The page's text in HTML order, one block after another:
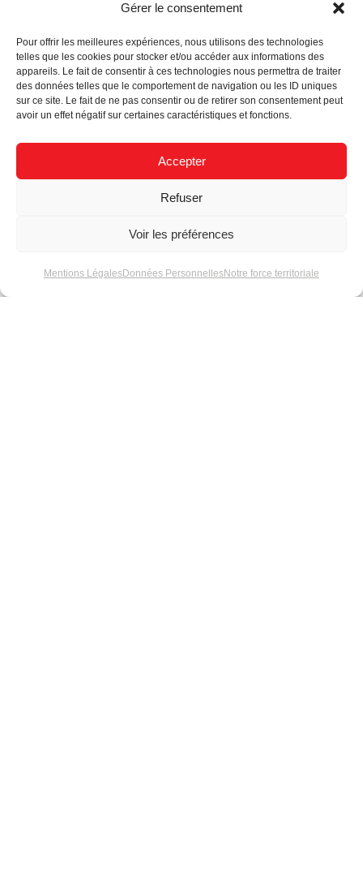
Gérer le consentement
Pour offrir les meilleures expériences, nous utilisons des technologies
telles que les cookies pour stocker et/ou accéder aux informations des
appareils. Le fait de consentir à ces technologies nous permettra de traiter
des données telles que le comportement de navigation ou les ID uniques
sur ce site. Le fait de ne pas consentir ou de retirer son consentement peut
avoir un effet négatif sur certaines caractéristiques et fonctions.
Accepter
Refuser
Voir les préférences
Mentions LégalesDonnées PersonnellesNotre force territoriale
Actualités
Label Énergétique
Comment choisir ses